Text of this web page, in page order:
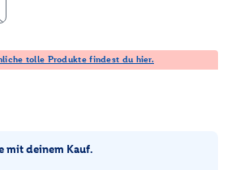
tolle Produkte findest du hier.
mit deinem Kauf.